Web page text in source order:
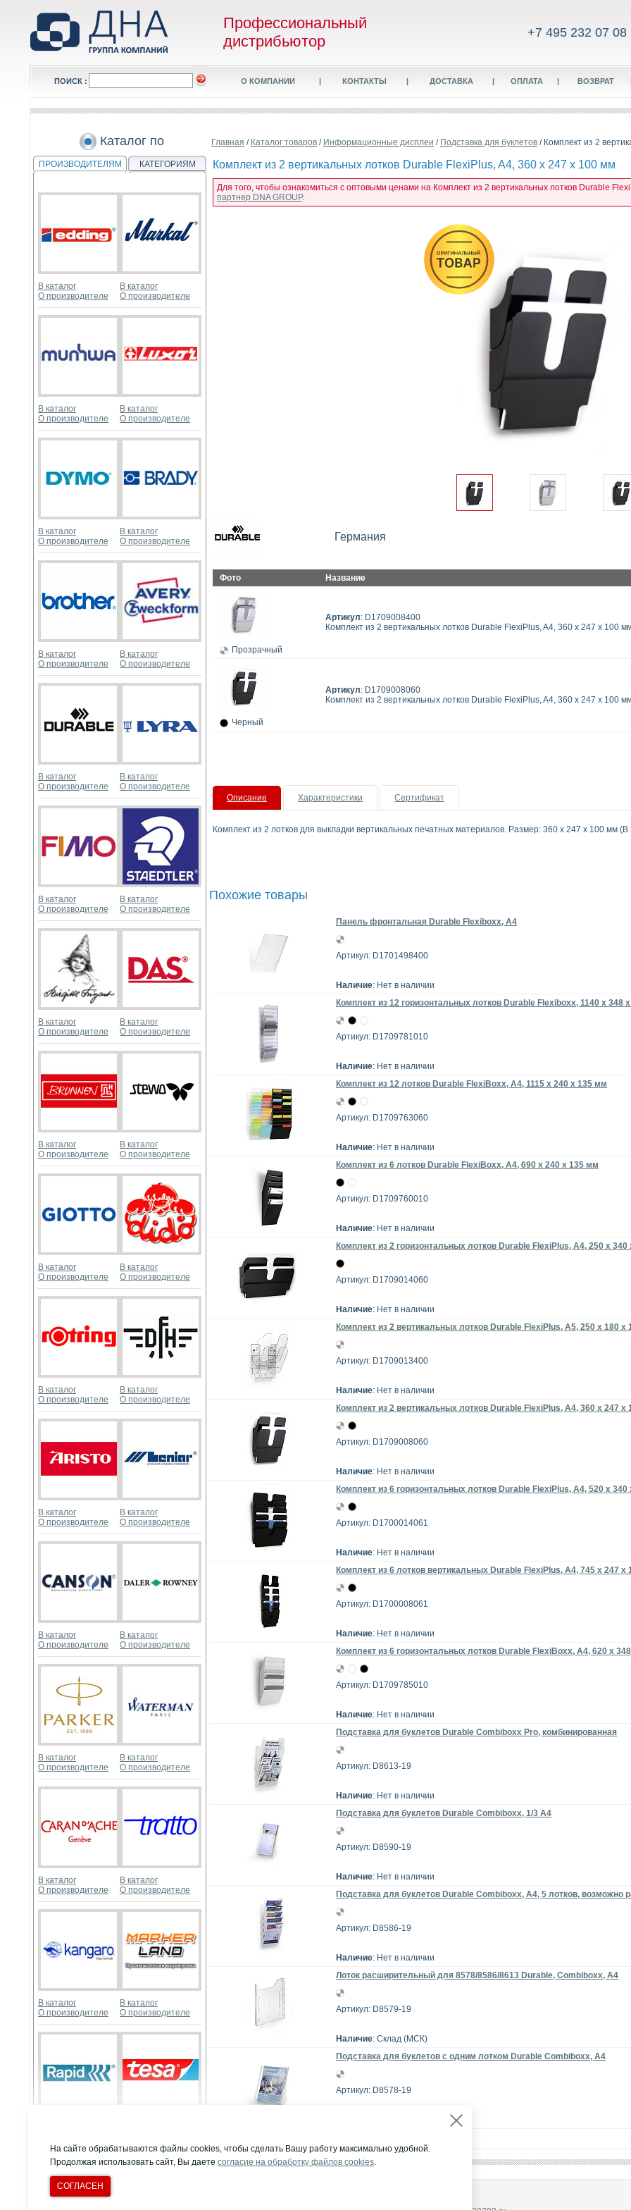
Профессиональный
дистрибьютор
+7 495 232 07 08
ПОИСК : О КОМПАНИИ | КОНТАКТЫ | ДОСТАВКА | ОПЛАТА | ВОЗВРАТ
Каталог по
ПРОИЗВОДИТЕЛЯМ КАТЕГОРИЯМ
В каталог
О производителе
В каталог
О производителе
В каталог
О производителе
В каталог
О производителе
В каталог
О производителе
В каталог
О производителе
В каталог
О производителе
В каталог
О производителе
В каталог
О производителе
В каталог
О производителе
В каталог
О производителе
В каталог
О производителе
В каталог
О производителе
В каталог
О производителе
В каталог
О производителе
В каталог
О производителе
В каталог
О производителе
В каталог
О производителе
В каталог
О производителе
В каталог
О производителе
В каталог
О производителе
В каталог
О производителе
В каталог
О производителе
В каталог
О производителе
В каталог
О производителе
В каталог
О производителе
В каталог
О производителе
В каталог
О производителе
В каталог
О производителе
В каталог
О производителе
Главная / Каталог товаров / Информационные дисплеи / Подставка для буклетов / Комплект из 2
Комплект из 2 вертикальных лотков Durable FlexiPlus, A4, 360 x 247 x 100 мм
Для того, чтобы ознакомиться с оптовыми ценами на Комплект из 2 вертикальных лотков Durable
партнер DNA GROUP.
Германия
Фото Название
Прозрачный
Артикул: D1709008400
Комплект из 2 вертикальных лотков Durable FlexiPlus, A4, 360 x 247 x 100
Черный
Артикул: D1709008060
Комплект из 2 вертикальных лотков Durable FlexiPlus, A4, 360 x 247 x 100
Описание Характеристики Сертификат
Комплект из 2 лотков для выкладки вертикальных печатных материалов. Размер: 360 x 247 x 100 мм
Похожие товары
Панель фронтальная Durable Flexiboxx, A4
Артикул: D1701498400
Наличие: Нет в наличии
Комплект из 12 горизонтальных лотков Durable Flexiboxx, 1140 x 348
Артикул: D1709781010
Наличие: Нет в наличии
Комплект из 12 лотков Durable FlexiBoxx, A4, 1115 x 240 x 135 мм
Артикул: D1709763060
Наличие: Нет в наличии
Комплект из 6 лотков Durable FlexiBoxx, A4, 690 x 240 x 135 мм
Артикул: D1709760010
Наличие: Нет в наличии
Комплект из 2 горизонтальных лотков Durable FlexiPlus, A4, 250 x
Артикул: D1709014060
Наличие: Нет в наличии
Комплект из 2 вертикальных лотков Durable FlexiPlus, А5, 250 x 180 x
Артикул: D1709013400
Наличие: Нет в наличии
Комплект из 2 вертикальных лотков Durable FlexiPlus, A4, 360 x 247 x
Артикул: D1709008060
Наличие: Нет в наличии
Комплект из 6 горизонтальных лотков Durable FlexiPlus, A4, 520 x
Артикул: D1700014061
Наличие: Нет в наличии
Комплект из 6 лотков вертикальных Durable FlexiPlus, A4, 745 x 247 x
Артикул: D1700008061
Наличие: Нет в наличии
Комплект из 6 горизонтальных лотков Durable FlexiBoxx, A4, 620 x
Артикул: D1709785010
Наличие: Нет в наличии
Подставка для буклетов Durable Combiboxx Pro, комбинированная
Артикул: D8613-19
Наличие: Нет в наличии
Подставка для буклетов Durable Combiboxx, 1/3 А4
Артикул: D8590-19
Наличие: Нет в наличии
Подставка для буклетов Durable Combiboxx, А4, 5 лотков, возможно
Артикул: D8586-19
Наличие: Нет в наличии
Лоток расширительный для 8578/8586/8613 Durable, Combiboxx, A4
Артикул: D8579-19
Наличие: Склад (МСК)
Подставка для буклетов с одним лотком Durable Combiboxx, А4
Артикул: D8578-19
На сайте обрабатываются файлы cookies, чтобы сделать Вашу работу максимально удобной.
Продолжая использовать сайт, Вы даете согласие на обработку файлов cookies.
СОГЛАСЕН